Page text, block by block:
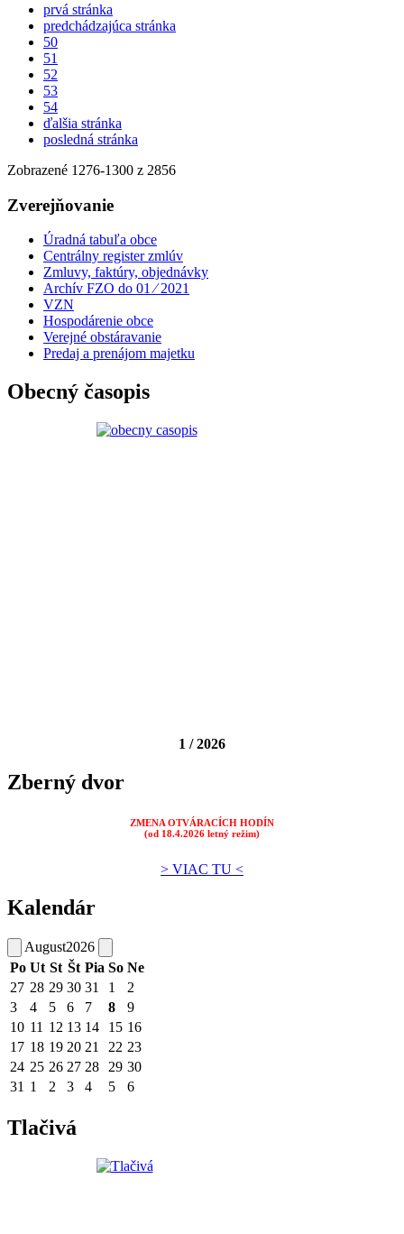
prvá stránka
predchádzajúca stránka
50
51
52
53
54
ďalšia stránka
posledná stránka
Zobrazené 1276-1300 z 2856
Zverejňovanie
Úradná tabuľa obce
Centrálny register zmlúv
Zmluvy, faktúry, objednávky
Archív FZO do 01 ⁄ 2021
VZN
Hospodárenie obce
Verejné obstáravanie
Predaj a prenájom majetku
Obecný časopis
1 / 2026
Zberný dvor
ZMENA OTVÁRACÍCH HODÍN
(od 18.4.2026 letný režim)
> VIAC TU <
Kalendár
August2026
Po Ut St Št Pia So Ne
27 28 29 30 31 1
2
3
4 5 6 7 8
9
10 11 12 13 14 15 16
17 18 19 20 21 22 23
24 25 26 27 28 29 30
31 1 2 3 4 5 6
Tlačivá